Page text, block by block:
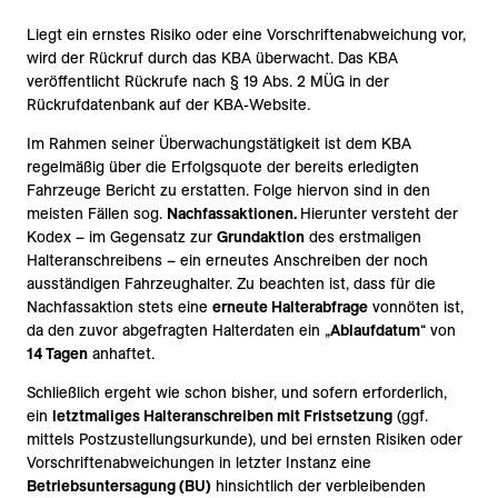
Liegt ein ernstes Risiko oder eine Vorschriftenabweichung vor,
wird der Rückruf durch das KBA überwacht. Das KBA
veröffentlicht Rückrufe nach § 19 Abs. 2 MÜG in der
Rückrufdatenbank auf der KBA-Website.
Im Rahmen seiner Überwachungstätigkeit ist dem KBA
regelmäßig über die Erfolgsquote der bereits erledigten
Fahrzeuge Bericht zu erstatten. Folge hiervon sind in den
meisten Fällen sog. Nachfassaktionen. Hierunter versteht der
Kodex – im Gegensatz zur Grundaktion des erstmaligen
Halteranschreibens – ein erneutes Anschreiben der noch
ausständigen Fahrzeughalter. Zu beachten ist, dass für die
Nachfassaktion stets eine erneute Halterabfrage vonnöten ist,
da den zuvor abgefragten Halterdaten ein „Ablaufdatum“ von
14 Tagen anhaftet.
Schließlich ergeht wie schon bisher, und sofern erforderlich,
ein letztmaliges Halteranschreiben mit Fristsetzung (ggf.
mittels Postzustellungsurkunde), und bei ernsten Risiken oder
Vorschriftenabweichungen in letzter Instanz eine
Betriebsuntersagung (BU) hinsichtlich der verbleibenden